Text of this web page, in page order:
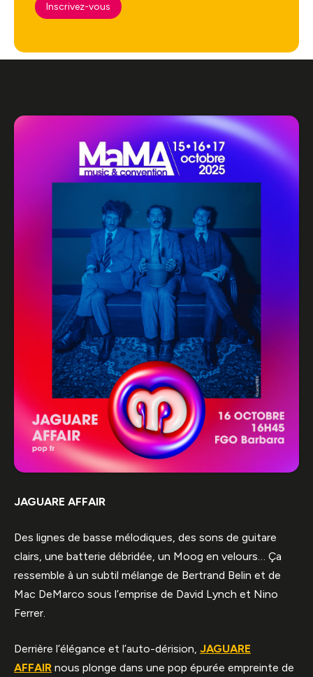
Inscrivez-vous
JAGUARE AFFAIR
Des lignes de basse mélodiques, des sons de guitare
clairs, une batterie débridée, un Moog en velours… Ça
ressemble à un subtil mélange de Bertrand Belin et de
Mac DeMarco sous l’emprise de David Lynch et Nino
Ferrer.
Derrière l’élégance et l’auto-dérision, JAGUARE
AFFAIR nous plonge dans une pop épurée empreinte de